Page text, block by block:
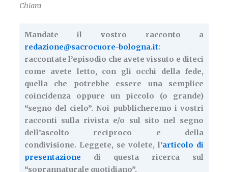
Chiara
Mandate il vostro racconto a
redazione@sacrocuore-bologna.it:
raccontate l’episodio che avete vissuto e diteci
come avete letto, con gli occhi della fede,
quella che potrebbe essere una semplice
coincidenza oppure un piccolo (o grande)
“segno del cielo”. Noi pubblicheremo i vostri
racconti sulla rivista e/o sul sito nel segno
dell’ascolto reciproco e della
condivisione. Leggete, se volete, l’articolo di
presentazione di questa ricerca sul
“soprannaturale quotidiano”.